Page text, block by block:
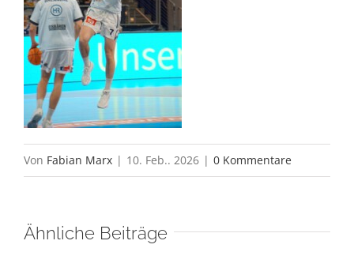
Von Fabian Marx | 10. Feb.. 2026 | 0 Kommentare
Ähnliche Beiträge